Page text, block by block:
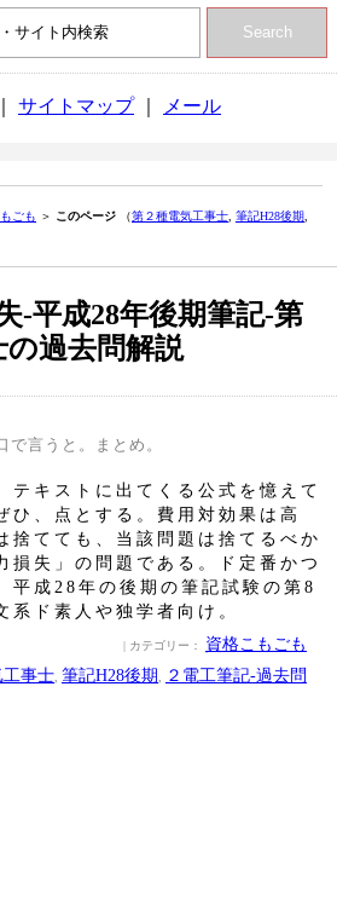
Search
サイトマップ｜ メール
ごも ＞ このページ （第２種電気工事士 筆記H28後期
‐平成28年後期筆記‐第
の過去問解説
で言うと。まとめ。
テキストに出てくる公式を憶えて
ひ、点とする。費用対効果は高
捨てても、当該問題は捨てるべか
損失」の問題である。ド定番かつ
平成28年の後期の筆記試験の第8
系ド素人や独学者向け。
| カテゴリー： 資格こもごも
事士 筆記H28後期 ２電工筆記‐過去問